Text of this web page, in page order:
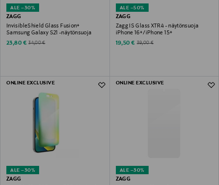
ALE –30%
ZAGG
InvisibleShield Glass Fusion+
Samsung Galaxy S21 -näytönsuoja
Discounted Price
23,80 € Original Price
34,00 €
ALE –50%
ZAGG
Zagg IS Glass XTR4 - näytönsuoja
iPhone 16+/iPhone 15+
Discounted Price
19,50 € Original Price
39,00 €
ALE –30%
ONLINE EXCLUSIVE
ZAGG
ALE –30%
ONLINE EXCLUSIVE
ZAGG